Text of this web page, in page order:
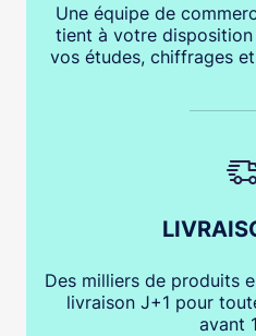
Une équipe de
tient à votre
vos études, chiffrages
Des milliers de produits
livraison J+1 pour
avant